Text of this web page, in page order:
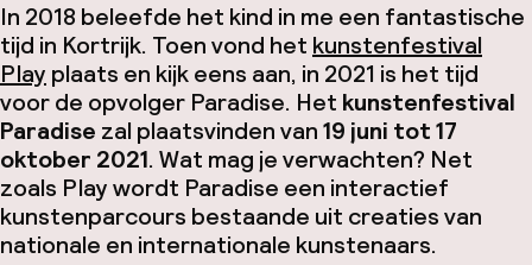
In 2018 beleefde het kind in me een fantastische
tijd in Kortrijk. Toen vond het kunstenfestival
Play plaats en kijk eens aan, in 2021 is het tijd
voor de opvolger Paradise. Het kunstenfestival
Paradise zal plaatsvinden van19 juni tot 17
oktober 2021. Wat mag je verwachten? Net
zoals Play wordt Paradise een interactief
kunstenparcours bestaande uit creaties van
nationale en internationale kunstenaars.